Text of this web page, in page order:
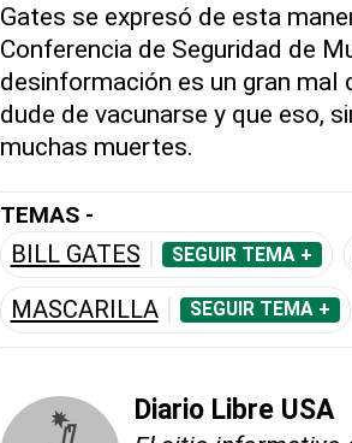
Gates se expresó de esta
Conferencia de Seguridad de
desinformación es un gran mal
dude de vacunarse y que eso,
muchas muertes.
TEMAS -
BILL GATES SEGUIR TEMA +
MASCARILLA SEGUIR TEMA +
Diario Libre USA